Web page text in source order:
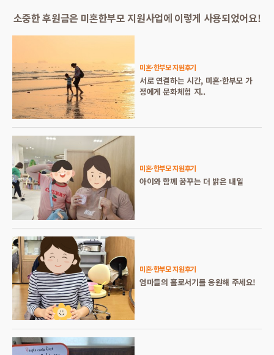
소중한 후원금은 미혼한부모 지원사업에 이렇게 사용되었어요!
미혼·한부모 지원후기
서로 연결하는 시간, 미혼·한부모 가
정에게 문화체험 지..
미혼·한부모 지원후기
아이와 함께 꿈꾸는 더 밝은 내일
미혼·한부모 지원후기
엄마들의 홀로서기를 응원해 주세요!